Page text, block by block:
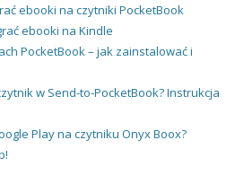
ebooki na czytniki PocketBook
ebooki na Kindle
PocketBook – jak zainstalować i
w Send-to-PocketBook? Instrukcja
Play na czytniku Onyx Boox?